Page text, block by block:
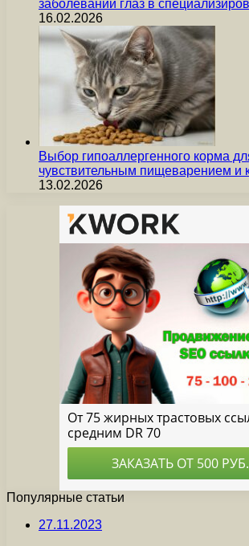
заболеваний глаз в
16.02.2026
Выбор гипоаллергенного корма
чувствительным пищеварением
13.02.2026
Популярные статьи
27.11.2023